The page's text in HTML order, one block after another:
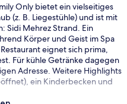
Only bietet ein vielseitiges
(z. B. Liegestühle) und ist mit
Sidi Mehrez Strand. Ein
Körper und Geist im Spa
eignet sich prima,
Für kühle Getränke dagegen
Adresse. Weitere Highlights
ein Kinderbecken und